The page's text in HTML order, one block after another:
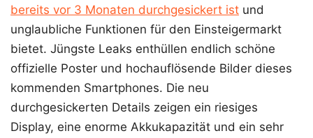
bereits vor 3 Monaten durchgesickert ist und
unglaubliche Funktionen für den Einsteigermarkt
bietet. Jüngste Leaks enthüllen endlich schöne
offizielle Poster und hochauflösende Bilder dieses
kommenden Smartphones. Die neu
durchgesickerten Details zeigen ein riesiges
Display, eine enorme Akkukapazität und ein sehr